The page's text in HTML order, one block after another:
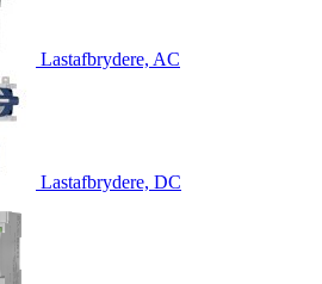
Lastafbrydere, AC
Lastafbrydere, DC